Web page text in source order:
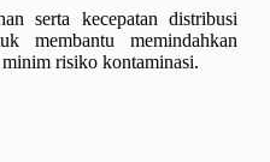
serta kecepatan distribusi
membantu memindahkan
risiko kontaminasi.